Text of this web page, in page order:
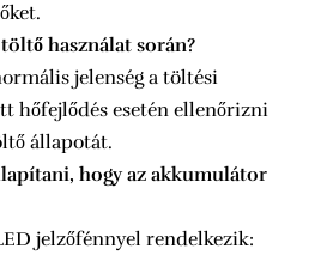
használat során?
jelenség a töltési
hőfejlődés esetén ellenőrizni
állapotát.
hogy az akkumulátor
jelzőfénnyel rendelkezik: